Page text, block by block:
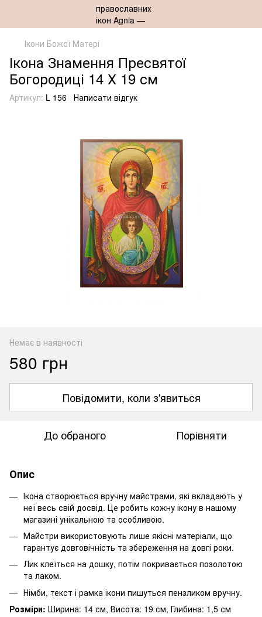
Ікони Божої Матері
Ікона Знамення Пресвятої
Богородиці 14 Х 19 см
Артикул: L 156 Написати відгук
Немає в наявності
580 грн
Повідомити, коли з'явиться
До обраного Порівняти
Опис
Ікона створюється вручну майстрами, які вкладають у
неї весь свій досвід. Це робить кожну ікону в нашому
магазині унікальною та особливою.
Майстри використовують лише якісні матеріали, що
гарантує довговічність та збереження на довгі роки.
Лик клеїться на дошку, потім покривається позолотою
та лаком.
Німби, текст і рамка ікони пишуться пензликом вручну.
Розміри: Ширина: 14 см, Висота: 19 см, Глибина: 1,5 см